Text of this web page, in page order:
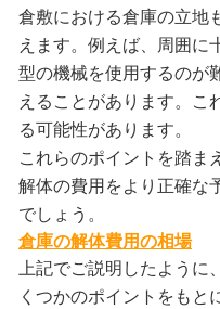
倉敷における倉庫の立地
えます。例えば、周囲に
型の機械を使用するのが
えることがあります。こ
る可能性があります。
これらのポイントを踏ま
解体の費用をより正確な
でしょう。
倉庫の解体費用の相場
上記でご説明したように
くつかのポイントをもと